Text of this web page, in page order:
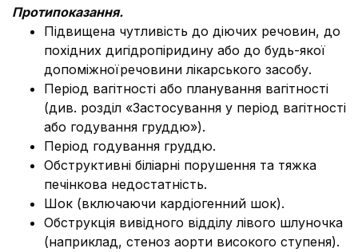
Протипоказання.
Підвищена чутливість до діючих речовин, до
похідних дигідропіридину або до будь-якої
допоміжноїречовини лікарського засобу.
Період вагітності або планування вагітності
(див. розділ «Застосування у період вагітності
або годування груддю»).
Період годування груддю.
Обструктивні біліарні порушення та тяжка
печінкова недостатність.
Шок (включаючи кардіогенний шок).
Обструкція вивідного відділу лівого шлуночка
(наприклад, стеноз аорти високого ступеня).